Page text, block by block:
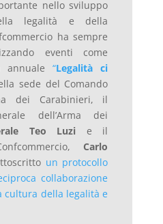
nello sviluppo
legalità e della
ha sempre
eventi come
annuale“Legalità ci
sede del Comando
dei Carabinieri, il
dell’Arma dei
Teo Luzi e il
Carlo
un protocollo
collaborazione
cultura della legalità e